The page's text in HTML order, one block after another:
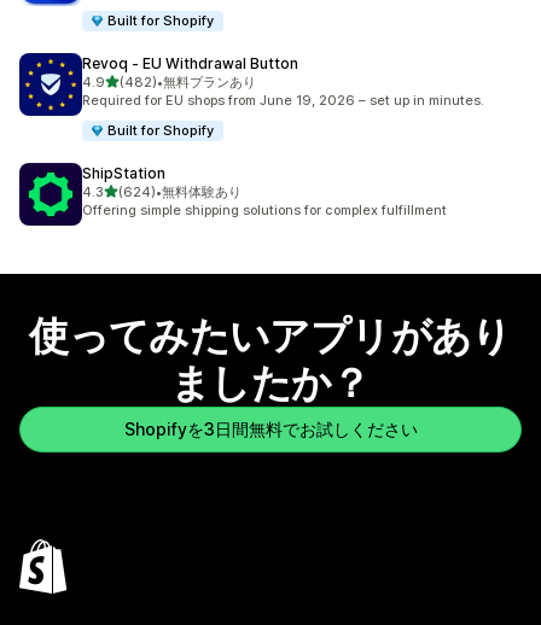
Built for Shopify
Revoq ‑ EU Withdrawal Button
4.95つ星中
(482)
合計レビュー数：482件
•無料プランあり
Required for EU shops from June 19, 2026 – set up in minutes.
Built for Shopify
ShipStation
4.35つ星中
(624)
合計レビュー数：624件
•無料体験あり
Offering simple shipping solutions for complex fulfillment
使ってみたいアプリがあり
ましたか？
Shopifyを3日間無料でお試しください